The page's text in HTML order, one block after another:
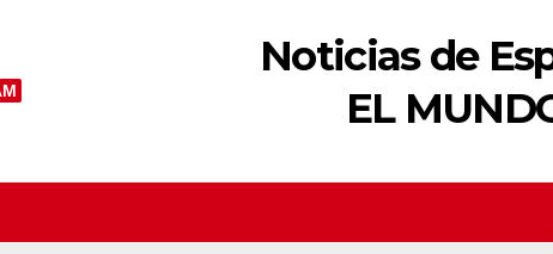
Noticias de
EL